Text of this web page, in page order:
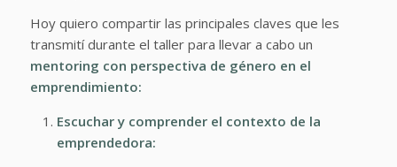
Hoy quiero compartir las principales claves que les
transmití durante el taller para llevar a cabo un
mentoring con perspectiva de género en el
emprendimiento:
Escuchar y comprender el contexto de la
emprendedora: